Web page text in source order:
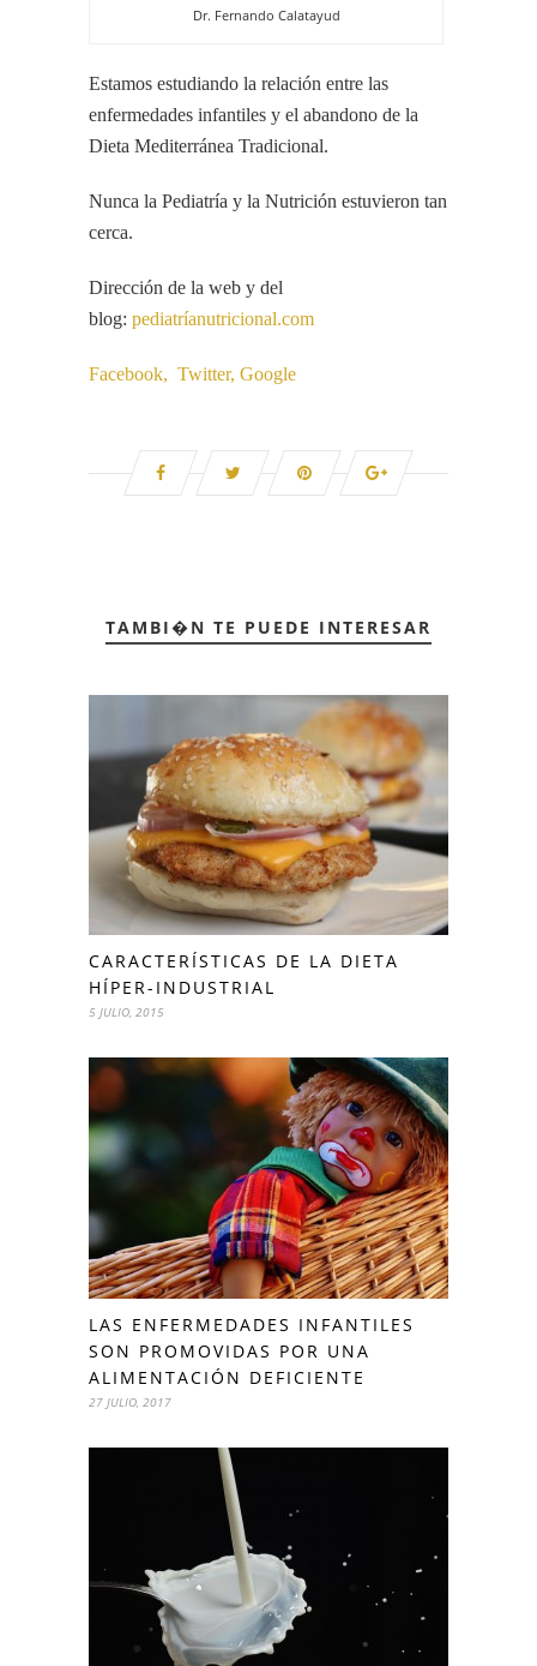
Dr. Fernando Calatayud
Estamos estudiando la relación entre las
enfermedades infantiles y el abandono de la
Dieta Mediterránea Tradicional.
Nunca la Pediatría y la Nutrición estuvieron tan
cerca.
Dirección de la web y del
blog: pediatríanutricional.com
Facebook, Twitter, Google
TAMBI�N TE PUEDE INTERESAR
CARACTERÍSTICAS DE LA DIETA
HÍPER-INDUSTRIAL
5 JULIO, 2015
LAS ENFERMEDADES INFANTILES
SON PROMOVIDAS POR UNA
ALIMENTACIÓN DEFICIENTE
27 JULIO, 2017